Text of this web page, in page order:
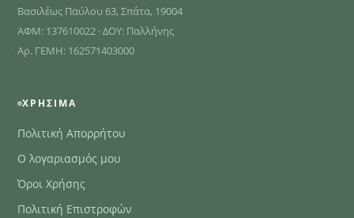
Βασιλέως Παύλου 63, Σπάτα, 19004
ΑΦΜ: 137610022 · ΔΟΥ: Παλλήνης
Αρ. ΓΕΜΗ: 162571403000
ΧΡΉΣΙΜΑ
Πολιτική Απορρήτου
Ο λογαριασμός μου
Όροι Χρήσης
Πολιτική Επιστροφών